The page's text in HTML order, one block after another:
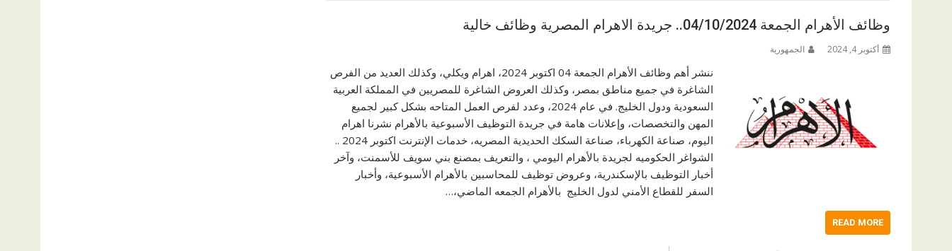
وظائف الأهرام الجمعة 04/10/2024.. جريدة الاهرام المصرية وظائف خالية
أكتوبر 4, 2024 الجمهورية
ننشر أهم وظائف الأهرام الجمعة 04 اكتوبر 2024، اهرام ويكلي، وكذلك العديد من الفرص
الشاغرة في جميع مناطق بمصر، وكذلك العروض الشاغرة للمصريين في المملكة العربية
السعودية ودول الخليج. في عام 2024، وعدد لفرص العمل المتاحه بشكل كبير لجميع
المهن والتخصصات، وإعلانات هامة في جريدة التوظيف الأسبوعية بالأهرام نشرنا اهرام
اليوم، صناعة الكهرباء، صناعة السكك الحديدية المصريه، خدمات الإنترنت اكتوبر 2024 ..
الشواغر الحكوميه لجريدة بالأهرام اليومي ، والتعريف بمصنع بني سويف للأسمنت، وآخر
أخبار التوظيف بالإسكندرية، وعروض توظيف للمحاسبين بالأهرام الأسبوعية، وأخبار
السفر للقطاع الأمني ​​لدول الخليج بالأهرام الجمعه الماضي،…
READ MORE